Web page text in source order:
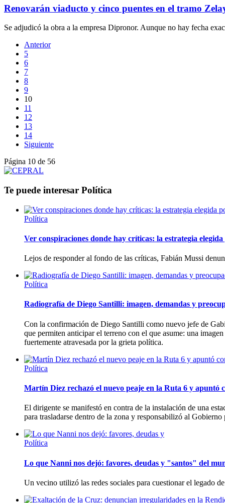
Renovarán viaducto y cinco puentes en el tramo
Se adjudicó la obra a la empresa Dipronor. Aunque no hay fecha
Anterior
5
6
7
8
9
10
11
12
13
14
Siguiente
Página 10 de 56
Te puede interesar Política
Política
Ver conspiraciones donde hay críticas: la estrategia
Lejos de responder al fondo de las críticas, Fabián Mussi
Política
Radiografía de Diego Santilli: imagen, demandas y
Con la confirmación de Diego Santilli como nuevo jefe de
que permiten anticipar el terreno con el que asume: una
fuertemente atravesada por la grieta política.
Política
Martín Diez rechazó el nuevo peaje en la Ruta 6 y
El dirigente se manifestó en contra de la instalación de una
para trasladarse dentro de la zona y responsabilizó al
Política
Lo que Nanni nos dejó: favores, deudas y "santos" del
Un vecino utilizó las redes sociales para cuestionar el legado